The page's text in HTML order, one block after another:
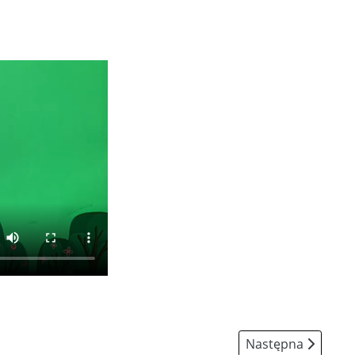
Następna strona:
Następna